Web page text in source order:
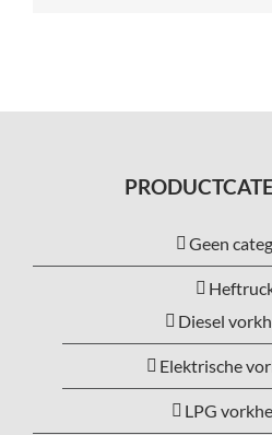
Geen
Diesel
Elektrische
LPG